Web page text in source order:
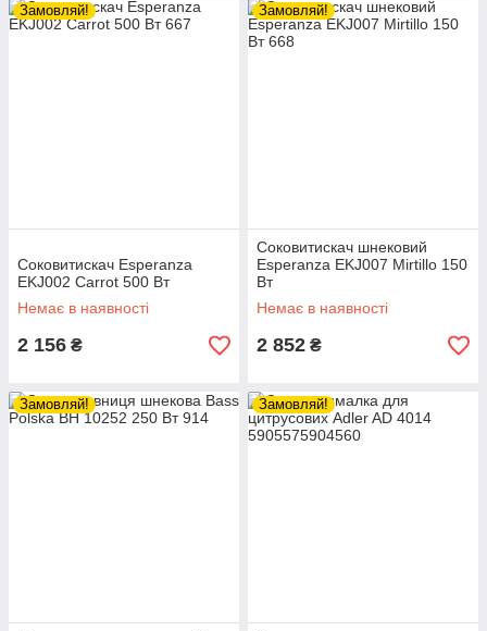
Замовляй!
Соковитискач Esperanza
EKJ002 Carrot 500 Вт
Немає в наявності
2 156 ₴
Замовляй!
Соковитискач шнековий
Esperanza EKJ007 Mirtillo 150
Вт
Немає в наявності
2 852 ₴
Замовляй! Замовляй!